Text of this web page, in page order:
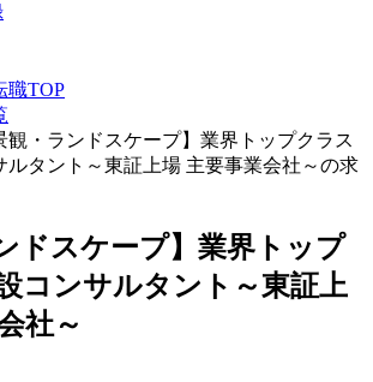
職TOP
観・ランドスケープ】業界トップクラス
ルタント～東証上場 主要事業会社～の求
ドスケープ】業界トップ
コンサルタント～東証上
社～